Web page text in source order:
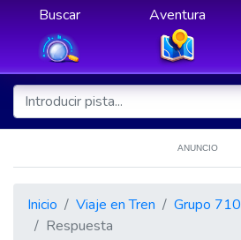
Buscar Aventura
ANUNCIO
Inicio Viaje en Tren Grupo 710
Respuesta